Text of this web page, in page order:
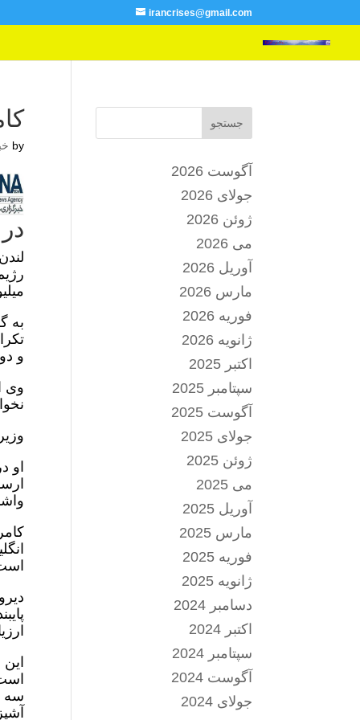
irancrises@gmail.com
by
به
و
وی
او
سه
جستجو
آگوست 2026
جولای 2026
ژوئن 2026
می 2026
آوریل 2026
مارس 2026
فوریه 2026
ژانویه 2026
اکتبر 2025
سپتامبر 2025
آگوست 2025
جولای 2025
ژوئن 2025
می 2025
آوریل 2025
مارس 2025
فوریه 2025
ژانویه 2025
دسامبر 2024
اکتبر 2024
سپتامبر 2024
آگوست 2024
جولای 2024